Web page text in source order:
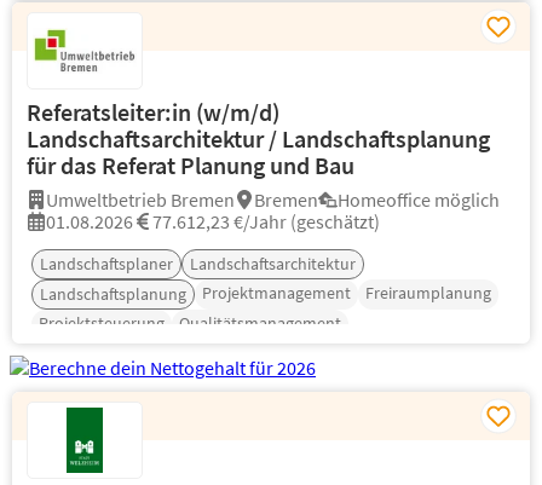
Referatsleiter:in (w/m/d)
Landschaftsarchitektur / Landschaftsplanung
für das Referat Planung und Bau
Umweltbetrieb Bremen Bremen
Homeoffice möglich
01.08.2026
77.612,23 €/Jahr (geschätzt)
Landschaftsplaner
Landschaftsarchitektur
Landschaftsplanung
Projektmanagement
Freiraumplanung
Projektsteuerung
Qualitätsmanagement